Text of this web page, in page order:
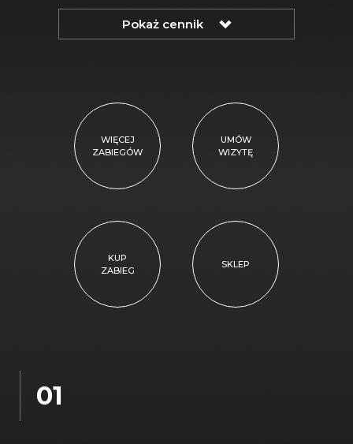
Pokażcennik
WIĘCEJ
ZABIEGÓW
UMÓW
WIZYTĘ
KUP
ZABIEG
SKLEP
01